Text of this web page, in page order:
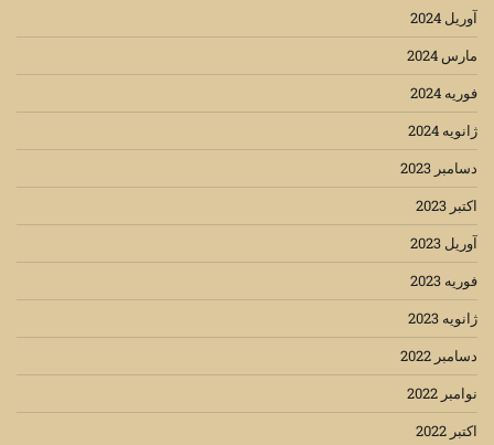
آوریل 2024
مارس 2024
فوریه 2024
ژانویه 2024
دسامبر 2023
اکتبر 2023
آوریل 2023
فوریه 2023
ژانویه 2023
دسامبر 2022
نوامبر 2022
اکتبر 2022